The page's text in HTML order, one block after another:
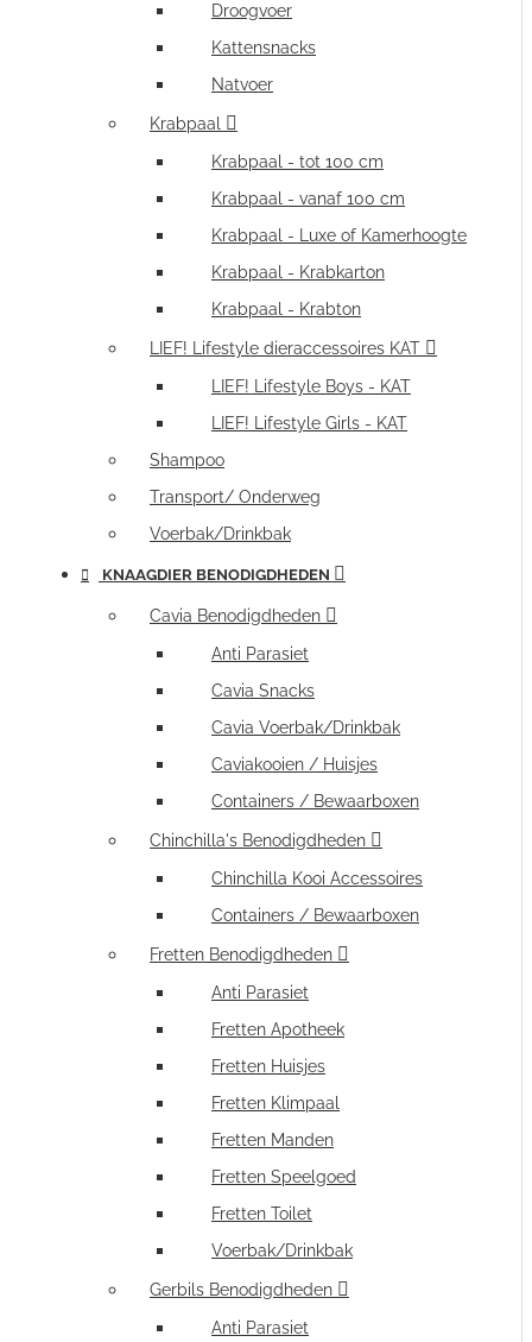
Droogvoer
Kattensnacks
Natvoer
Krabpaal
Krabpaal - tot 100 cm
Krabpaal - vanaf 100 cm
Krabpaal - Luxe of Kamerhoogte
Krabpaal - Krabkarton
Krabpaal - Krabton
LIEF! Lifestyle dieraccessoires KAT
LIEF! Lifestyle Boys - KAT
LIEF! Lifestyle Girls - KAT
Shampoo
Transport/ Onderweg
Voerbak/Drinkbak
KNAAGDIER BENODIGDHEDEN
Cavia Benodigdheden
Anti Parasiet
Cavia Snacks
Cavia Voerbak/Drinkbak
Caviakooien / Huisjes
Containers / Bewaarboxen
Chinchilla's Benodigdheden
Chinchilla Kooi Accessoires
Containers / Bewaarboxen
Fretten Benodigdheden
Anti Parasiet
Fretten Apotheek
Fretten Huisjes
Fretten Klimpaal
Fretten Manden
Fretten Speelgoed
Fretten Toilet
Voerbak/Drinkbak
Gerbils Benodigdheden
Anti Parasiet